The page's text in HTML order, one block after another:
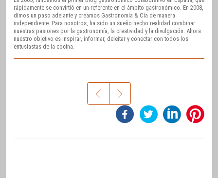
rápidamente se convirtió en un referente en el ámbito gastronómico. En 2008,
dimos un paso adelante y creamos Gastronomía & Cía de manera
independiente. Para nosotros, ha sido un sueño hecho realidad combinar
nuestras pasiones por la gastronomía, la creatividad y la divulgación. Ahora
nuestro objetivo es inspirar, informar, deleitar y conectar con todos los
entusiastas de la cocina.